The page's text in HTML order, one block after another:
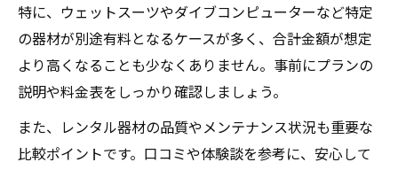
特に、ウェットスーツやダイブコンピューターなど特定
の器材が別途有料となるケースが多く、合計金額が想定
より高くなることも少なくありません。事前にプランの
説明や料金表をしっかり確認しましょう。
また、レンタル器材の品質やメンテナンス状況も重要な
比較ポイントです。口コミや体験談を参考に、安心して